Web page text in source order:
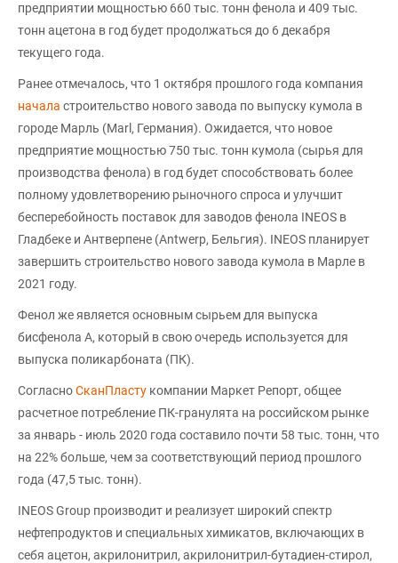
предприятии мощностью 660 тыс. тонн фенола и 409 тыс.
тонн ацетона в год будет продолжаться до 6 декабря
текущего года.
Ранее отмечалось, что 1 октября прошлого года компания
начала строительство нового завода по выпуску кумола в
городе Марль (Marl, Германия). Ожидается, что новое
предприятие мощностью 750 тыс. тонн кумола (сырья для
производства фенола) в год будет способствовать более
полному удовлетворению рыночного спроса и улучшит
бесперебойность поставок для заводов фенола INEOS в
Гладбеке и Антверпене (Antwerp, Бельгия). INEOS планирует
завершить строительство нового завода кумола в Марле в
2021 году.
Фенол же является основным сырьем для выпуска
бисфенола А, который в свою очередь используется для
выпуска поликарбоната (ПК).
СогласноСканПласту компании Маркет Репорт, общее
расчетное потребление ПК-гранулята на российском рынке
за январь - июль 2020 года составило почти 58 тыс. тонн, что
на 22% больше, чем за соответствующий период прошлого
года (47,5 тыс. тонн).
INEOS Group производит и реализует широкий спектр
нефтепродуктов и специальных химикатов, включающих в
себя ацетон, акрилонитрил, акрилонитрил-бутадиен-стирол,